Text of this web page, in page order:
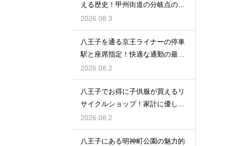
える歴史！甲州街道の分岐点の真
実に迫る
2026.08.3
八王子を通る京王ライナーの停車
駅と座席指定！快適な通勤の最強
の裏ワザ
2026.08.2
八王子でお得に子供服が買えるリ
サイクルショップ！家計に優しい
お店特集
2026.08.2
八王子にある明神町公園の魅力的